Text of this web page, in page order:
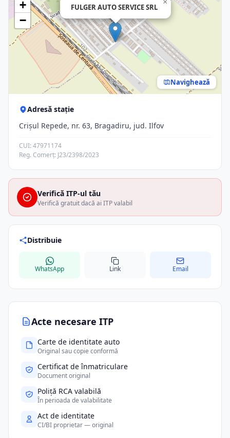
Acte necesare ITP
Carte de identitate auto
Original sau copie conformă
Certificat de înmatriculare
Document original
Poliță RCA valabilă
În perioada de valabilitate
Act de identitate
CI/BI proprietar — original
FULGER AUTO SERVICE SRL
×
+
−
Navighează
Adresă stație
Crişul Repede, nr. 63, Bragadiru, jud. Ilfov
CUI: 47971174
Reg. Comerț: J23/2398/2023
Verifică ITP-ul tău
Verifică gratuit dacă ai ITP valabil
Distribuie
WhatsApp Link Email